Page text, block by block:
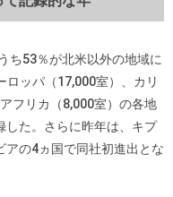
ち53％が北米以外の地域に
ロッパ（17,000室）、カリ
フリカ（8,000室）の各地
した。さらに昨年は、キプ
アの4ヵ国で同社初進出とな